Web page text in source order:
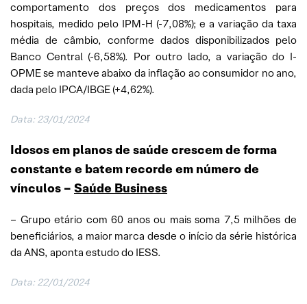
comportamento dos preços dos medicamentos para
hospitais, medido pelo IPM-H (-7,08%); e a variação da taxa
média de câmbio, conforme dados disponibilizados pelo
Banco Central (-6,58%). Por outro lado, a variação do I-
OPME se manteve abaixo da inflação ao consumidor no ano,
dada pelo IPCA/IBGE (+4,62%).
Data: 23/01/2024
Idosos em planos de saúde crescem de forma
constante e batem recorde em número de
vínculos – Saúde Business
– Grupo etário com 60 anos ou mais soma 7,5 milhões de
beneficiários, a maior marca desde o início da série histórica
da ANS, aponta estudo do IESS.
Data: 22/01/2024